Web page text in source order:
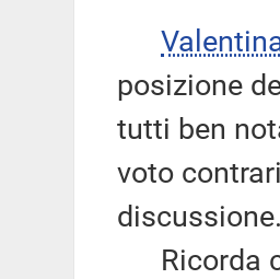
posizione
tutti ben
voto
Ricorda